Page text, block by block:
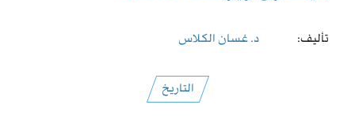
تأليف: د. غسان الكلاس
التاريخ